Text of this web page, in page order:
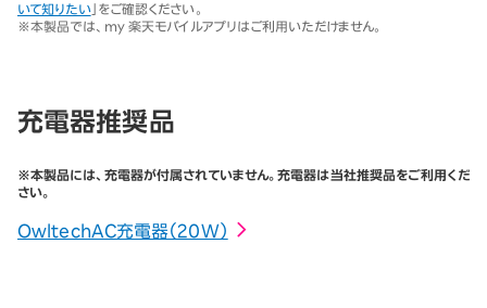
いて知りたい」をご確認ください。
※本製品では、my 楽天モバイルアプリはご利用いただけません。
充電器推奨品
※本製品には、充電器が付属されていません。充電器は当社推奨品をご利用くだ
さい。
OwltechAC充電器（20W）